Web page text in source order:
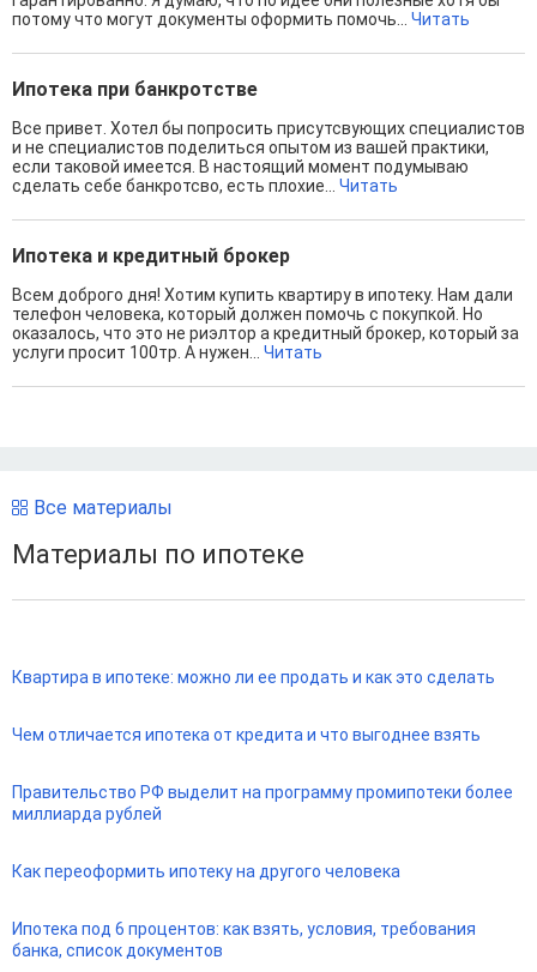
потому что могут документы оформить помочь... Читать
Ипотека при банкротстве
Все привет. Хотел бы попросить присутсвующих специалистов
и не специалистов поделиться опытом из вашей практики,
если таковой имеется. В настоящий момент подумываю
сделать себе банкротсво, есть плохие... Читать
Ипотека и кредитный брокер
Всем доброго дня! Хотим купить квартиру в ипотеку. Нам дали
телефон человека, который должен помочь с покупкой. Но
оказалось, что это не риэлтор а кредитный брокер, который за
услуги просит 100тр. А нужен... Читать
Все материалы
Материалы по ипотеке
Квартира в ипотеке: можно ли ее продать и как это сделать
Чем отличается ипотека от кредита и что выгоднее взять
Правительство РФ выделит на программу промипотеки более
миллиарда рублей
Как переоформить ипотеку на другого человека
Ипотека под 6 процентов: как взять, условия, требования
банка, список документов